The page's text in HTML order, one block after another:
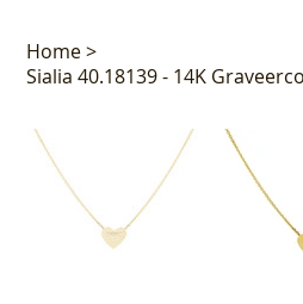
Home>
Sialia 40.18139 - 14K